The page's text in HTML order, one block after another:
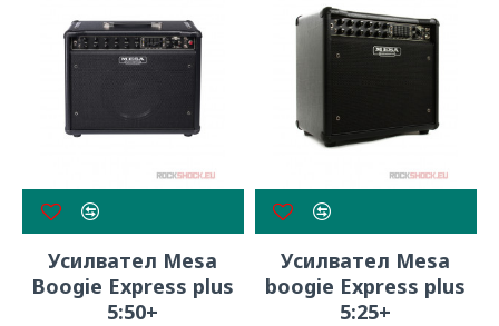
Усилвател Mesa
Boogie Express plus
5:50+
Усилвател Mesa
boogie Express plus
5:25+